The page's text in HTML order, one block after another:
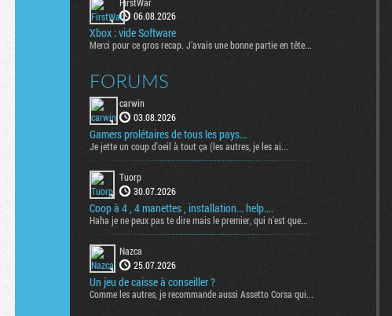
06.08.2026
Xbox : vide Software
Merci pour ce gros recap. J’avais une bonne partie en tête...
FORUMS
carwin
03.08.2026
Gamers prolétaires de tous les pays...
Je jette un coup d'oeil à tout ça (les autres, je les ai...
Tuorp
30.07.2026
Coop à 4 , 4 manettes , installation... help....
Haha je ne peux pas te dire mais le premier, qui n'est que...
Nazca
25.07.2026
Un jeu de caisse à conseiller ?
Comme les autres, je recommande aussi Assetto Corsa qui...